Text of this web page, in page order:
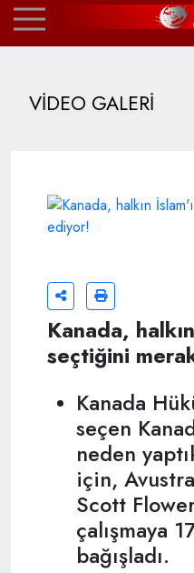
VİDEO GALERİ
Kanada,
seçtiğini
Kanada
seçen
neden
için,
Scott
çalışmaya
bağışladı.